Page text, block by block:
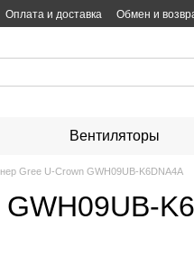
Оплата и доставка Обмен и
Вентиляторы
Gree U-Crown GWH09UB-K6DNA4A